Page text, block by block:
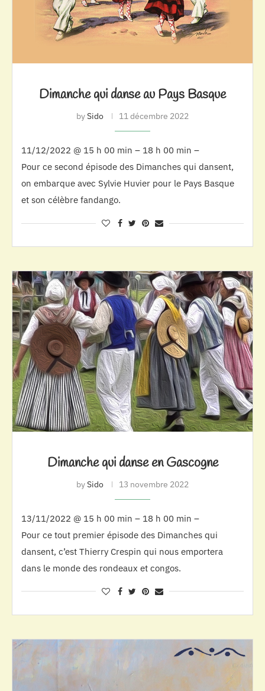
Dimanche qui danse au Pays Basque
bySido 11 décembre 2022
11/12/2022 @ 15 h 00 min – 18 h 00 min –
Pour ce second épisode des Dimanches qui dansent,
on embarque avec Sylvie Huvier pour le Pays Basque
et son célèbre fandango.
Dimanche qui danse en Gascogne
bySido 13 novembre 2022
13/11/2022 @ 15 h 00 min – 18 h 00 min –
Pour ce tout premier épisode des Dimanches qui
dansent, c’est Thierry Crespin qui nous emportera
dans le monde des rondeaux et congos.